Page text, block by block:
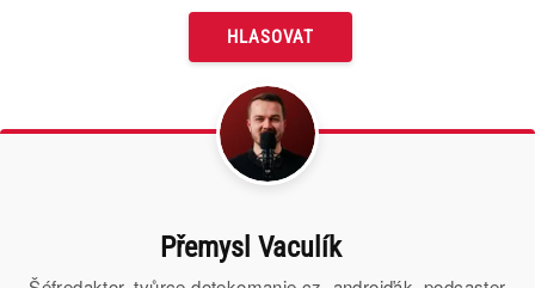
Přemysl Vaculík